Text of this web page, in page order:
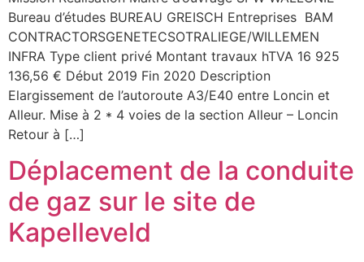
Bureau d’études BUREAU GREISCH Entreprises BAM
CONTRACTORSGENETECSOTRALIEGE/WILLEMEN
INFRA Type client privé Montant travaux hTVA 16 925
136,56 € Début 2019 Fin 2020 Description
Elargissement de l’autoroute A3/E40 entre Loncin et
Alleur. Mise à 2 * 4 voies de la section Alleur – Loncin
Retour à […]
Déplacement de la conduite
de gaz sur le site de
Kapelleveld